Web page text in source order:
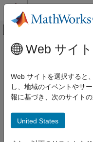
コンテンツへスキップ
オフキャン
ドキュメンテーションのホーム
Modeling
Manage Design Data
saveChanges
ON THIS PAGE
メインコンテンツ
saveChanges
Save data in memory
Since R2024a
Syntax
Web サイ
Web サイトを選択すると
し、地域のイベントやサ
報に基づき、次のサイト
United States